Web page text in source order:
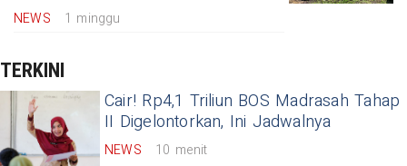
NEWS 1 minggu
TERKINI
Cair! Rp4,1 Triliun BOS Madrasah Tahap
II Digelontorkan, Ini Jadwalnya
NEWS 10 menit